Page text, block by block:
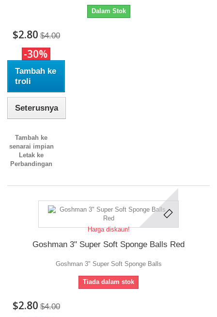
Dalam Stok
$2.80 $4.00
-30%
Tambah ke
troli
Seterusnya
Tambah ke
senarai impian
Letak ke
Perbandingan
Harga diskaun!
Goshman 3" Super Soft Sponge Balls Red
Goshman 3" Super Soft Sponge Balls
Tiada dalam stok
$2.80 $4.00